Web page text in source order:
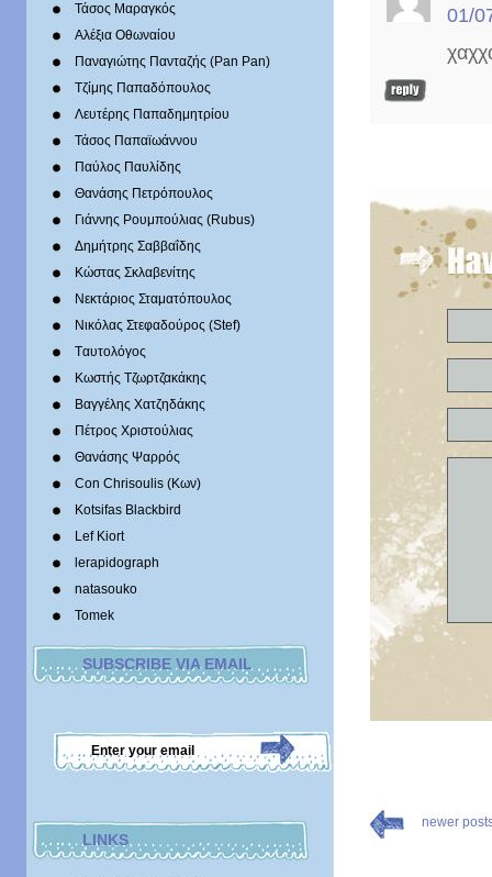
Τάσος Μαραγκός
Αλέξια Οθωναίου
Παναγιώτης Πανταζής (Pan Pan)
Τζίμης Παπαδόπουλος
Λευτέρης Παπαδημητρίου
Τάσος Παπαϊωάννου
Παύλος Παυλίδης
Θανάσης Πετρόπουλος
Γιάννης Ρουμπούλιας (Rubus)
Δημήτρης Σαββαΐδης
Κώστας Σκλαβενίτης
Νεκτάριος Σταματόπουλος
Νικόλας Στεφαδούρος (Stef)
Tαυτολόγος
Κωστής Τζωρτζακάκης
Βαγγέλης Χατζηδάκης
Πέτρος Χριστούλιας
Θανάσης Ψαρρός
Con Chrisoulis (Κων)
Kotsifas Blackbird
Lef Kiort
lerapidograph
natasouko
Tomek
SUBSCRIBE VIA EMAIL
LINKS
01/
newer